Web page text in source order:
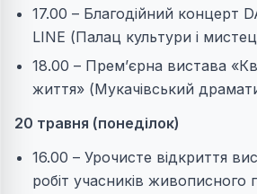
17.00 – Благодійний концерт
LINE (Палац культури і
18.00 – Прем’єрна вистава
життя» (Мукачівський
20 травня (понеділок)
16.00 – Урочисте відкриття
робіт учасників живописного